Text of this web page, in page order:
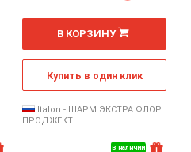
В наличии
м
В КОРЗИНУ
Купить в один клик
Italon - ШАРМ ЭКСТРА ФЛОР
ПРОДЖЕКТ